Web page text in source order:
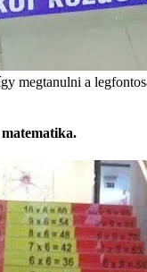
megtanulni a